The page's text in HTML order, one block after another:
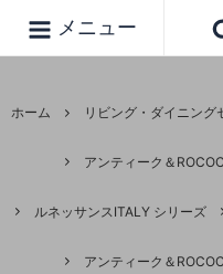
メニュー
ホーム リビング・ダイニング
アンティーク＆
ルネッサンスITALY シリーズ
アンティーク＆